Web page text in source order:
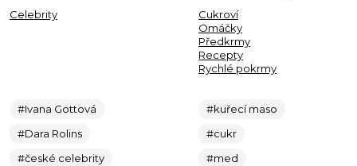
Celebrity
#Ivana Gottová
#Dara Rolins
#české celebrity
Cukroví
Omáčky
Předkrmy
Recepty
Rychlé pokrmy
#kuřecí maso
#cukr
#med